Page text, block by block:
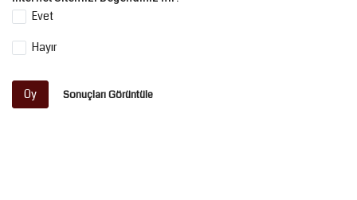
Evet
Hayır
Oy Sonuçları Görüntüle